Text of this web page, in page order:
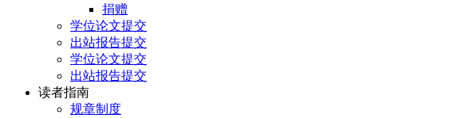
捐赠
学位论文提交
出站报告提交
学位论文提交
出站报告提交
读者指南
规章制度